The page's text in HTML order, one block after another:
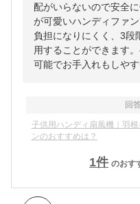
配がいらないので安全
が可愛いハンディファ
負担になりにくく、3段
用することができます
可能でお手入れもしや
回
子供用ハンディ扇風機｜羽
ンのおすすめは？
1件 のおす